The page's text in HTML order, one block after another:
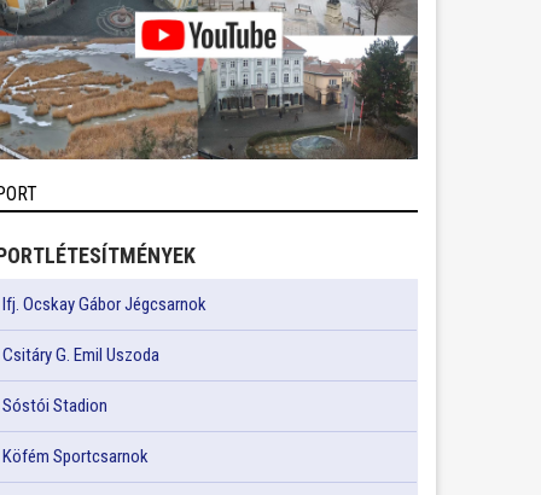
Ifj. Ocskay Gábor Jégcsarnok
Csitáry G. Emil Uszoda
Sóstói Stadion
Köfém Sportcsarnok